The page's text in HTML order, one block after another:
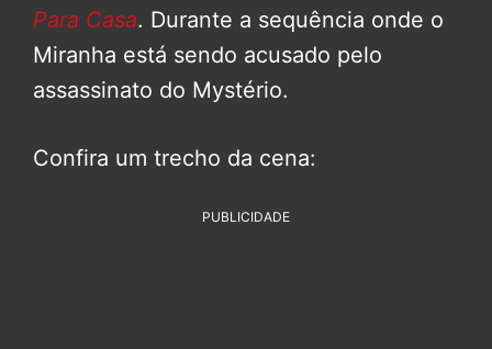
Para Casa. Durante a sequência onde o
Miranha está sendo acusado pelo
assassinato do Mystério.
Confira um trecho da cena:
PUBLICIDADE